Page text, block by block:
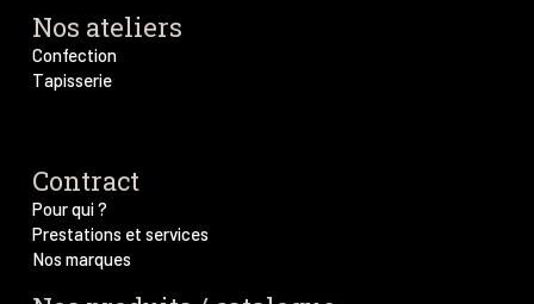
Nos ateliers
Confection
Tapisserie
Contract
Pour qui ?
Prestations et services
Nos marques